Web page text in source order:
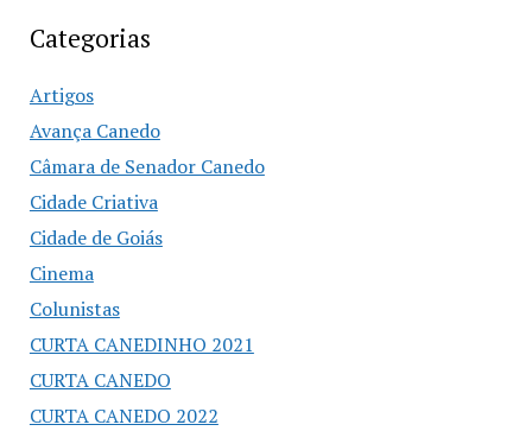
Categorias
Artigos
Avança Canedo
Câmara de Senador Canedo
Cidade Criativa
Cidade de Goiás
Cinema
Colunistas
CURTA CANEDINHO 2021
CURTA CANEDO
CURTA CANEDO 2022